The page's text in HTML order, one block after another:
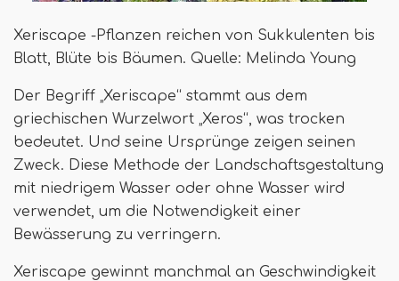
Xeriscape -Pflanzen reichen von Sukkulenten bis
Blatt, Blüte bis Bäumen. Quelle: Melinda Young
Der Begriff „Xeriscape“ stammt aus dem
griechischen Wurzelwort „Xeros“, was trocken
bedeutet. Und seine Ursprünge zeigen seinen
Zweck. Diese Methode der Landschaftsgestaltung
mit niedrigem Wasser oder ohne Wasser wird
verwendet, um die Notwendigkeit einer
Bewässerung zu verringern.
Xeriscape gewinnt manchmal an Geschwindigkeit